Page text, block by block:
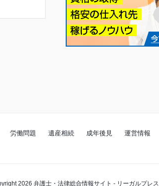
労働問題 遺産相続 成年後見
運営情報
2026 弁護士・法律総合情報サイト - リーガルプレス